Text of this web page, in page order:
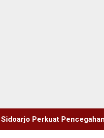
HIV di Kalangan Remaja